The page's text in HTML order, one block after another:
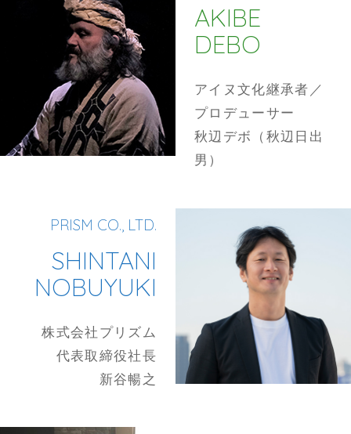
AKIBE
DEBO
アイヌ文化継承者／
プロデューサー
秋辺デボ（秋辺日出
男）
PRISM CO., LTD.
SHINTANI
NOBUYUKI
株式会社プリズム
代表取締役社長
新谷暢之